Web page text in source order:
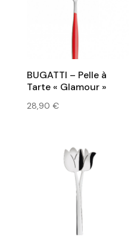
BUGATTI – Pelle à
Tarte « Glamour »
28,90 €